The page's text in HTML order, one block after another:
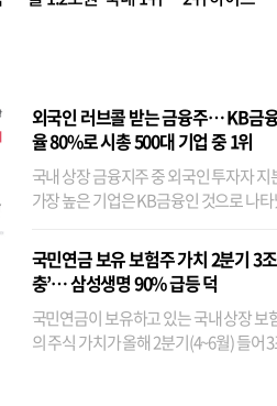
외국인 러브콜 받는 금융주… KB금
율 80%로 시총 500대 기업 중 1위
국내 상장 금융지주 중 외국인 투자자 지
가장 높은 기업은 KB금융인 것으로 나
융이었다. 특히 KB금융은 지난달 말 기준
기관투자자 지분율이...
국민연금 보유 보험주 가치 2분기 3조
충’… 삼성생명 90% 급등 덕
국민연금이 보유하고 있는 국내 상장 보
의 주식 가치가 올해 2분기(4~6월) 들어